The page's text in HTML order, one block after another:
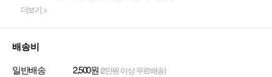
더보기 >
배송비
일반배송 2,500원 (2만원 이상 무료배송)